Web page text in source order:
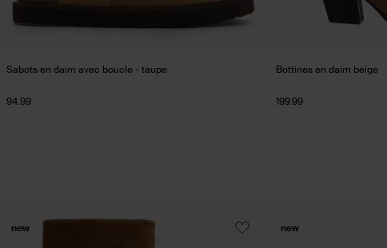
Sabots en daim avec boucle - taupe
94.99
Bottines en daim beige
199.99
new new